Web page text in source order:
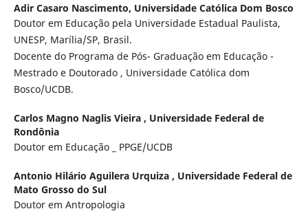
Adir Casaro Nascimento, Universidade Católica Dom Bosco
Doutor em Educação pela Universidade Estadual Paulista,
UNESP, Marília/SP, Brasil.
Docente do Programa de Pós- Graduação em Educação -
Mestrado e Doutorado , Universidade Católica dom
Bosco/UCDB.
Carlos Magno Naglis Vieira , Universidade Federal de
Rondônia
Doutor em Educação _ PPGE/UCDB
Antonio Hilário Aguilera Urquiza , Universidade Federal de
Mato Grosso do Sul
Doutor em Antropologia